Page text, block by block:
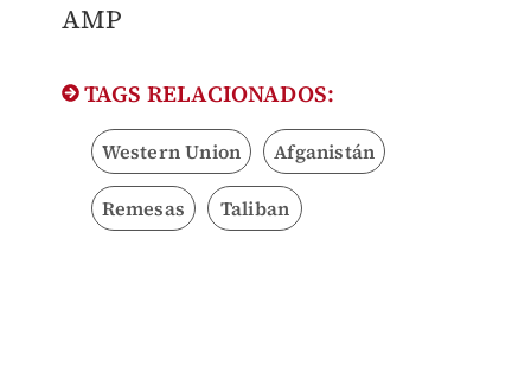
AMP
TAGS RELACIONADOS:
Western Union Afganistán
Remesas Taliban